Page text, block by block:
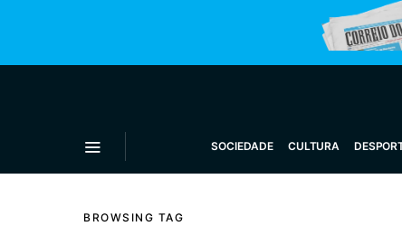
SOCIEDADE CULTURA
BROWSING TAG